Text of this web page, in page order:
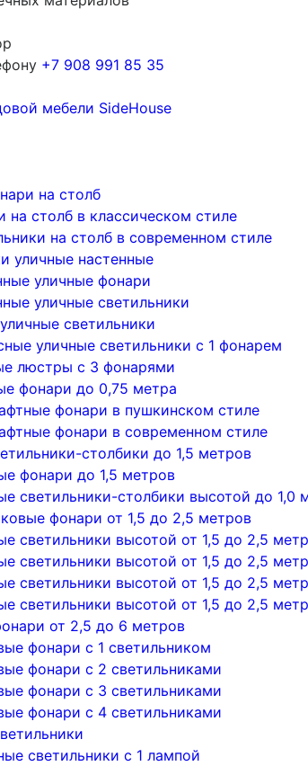
+7 908 991 85 35
мебели SideHouse
на столб
на столб в классическом стиле
на столб в современном стиле
уличные настенные
уличные фонари
уличные светильники
светильники
уличные светильники с 1 фонарем
люстры с 3 фонарями
фонари до 0,75 метра
фонари в пушкинском стиле
фонари в современном стиле
столбики до 1,5 метров
фонари до 1,5 метров
светильники-столбики высотой до 1,0
фонари от 1,5 до 2,5 метров
светильники высотой от 1,5 до 2,5
светильники высотой от 1,5 до 2,5
светильники высотой от 1,5 до 2,5
светильники высотой от 1,5 до 2,5
от 2,5 до 6 метров
фонари с 1 светильником
фонари с 2 светильниками
фонари с 3 светильниками
фонари с 4 светильниками
светильники с 1 лампой